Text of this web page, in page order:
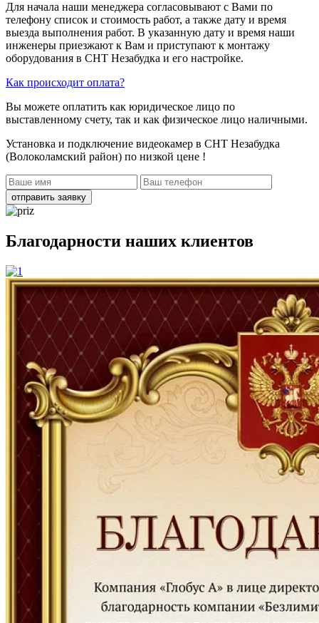
Для начала наши менеджера согласовывают с Вами по
телефону список и стоимость работ, а также дату и время
выезда выполнения работ. В указанную дату и время наши
инженеры приезжают к Вам и приступают к монтажу
оборудования в СНТ Незабудка и его настройке.
Как происходит оплата?
Вы можете оплатить как юридическое лицо по
выставленному счету, так и как физическое лицо наличными.
Установка и подключение видеокамер в СНТ Незабудка
(Волоколамский район) по низкой цене !
отправить заявку
Благодарности наших клиентов